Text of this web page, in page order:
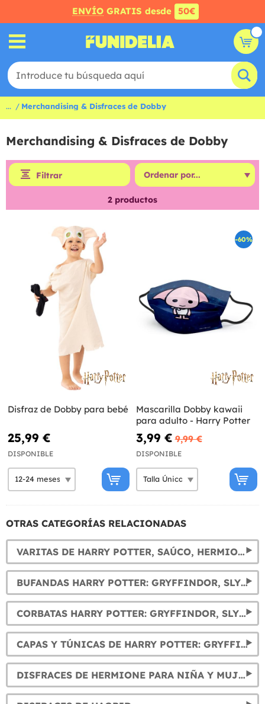
ENVÍO GRATIS desde 50€
... Merchandising & Disfraces de Dobby
Merchandising & Disfraces de Dobby
Filtrar
2 productos
Disfraz de Dobby para bebé
25,99 €
DISPONIBLE
-60%
Mascarilla Dobby kawaii
para adulto - Harry Potter
3,99 € 9,99 €
DISPONIBLE
OTRAS CATEGORÍAS RELACIONADAS
VARITAS DE HARRY POTTER, SAÚCO, HERMIONE, VOLDEMORT...
BUFANDAS HARRY POTTER: GRYFFINDOR, SLYTHERIN, HUFFLEPUFF Y RAVENCLAW
CORBATAS HARRY POTTER: GRYFFINDOR, SLYTHERIN, HUFFLEPUFF Y RAVENCLAW
CAPAS Y TÚNICAS DE HARRY POTTER: GRYFFINDOR, SLYTHERIN, RAVENCLAW Y HUFFLEPUFF
DISFRACES DE HERMIONE PARA NIÑA Y MUJER